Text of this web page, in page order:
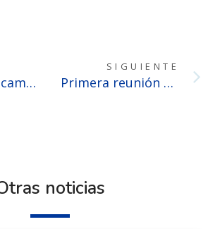
Almuerzo de camaradería con motivo del aniversario de la Caja
SIGUIENTE
Primera reunión de la Comisión de Mediación del CFNA
noticias